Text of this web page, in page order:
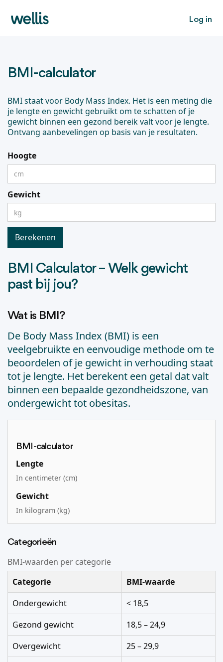
Log in
BMI-calculator
BMI staat voor Body Mass Index. Het is een meting die
je lengte en gewicht gebruikt om te schatten of je
gewicht binnen een gezond bereik valt voor je lengte.
Ontvang aanbevelingen op basis van je resultaten.
Hoogte
Gewicht
BMI Calculator – Welk gewicht
past bij jou?
Wat is BMI?
De Body Mass Index (BMI) is een
veelgebruikte en eenvoudige methode om te
beoordelen of je gewicht in verhouding staat
tot je lengte. Het berekent een getal dat valt
binnen een bepaalde gezondheidszone, van
ondergewicht tot obesitas.
BMI-calculator
Lengte
In centimeter (cm)
Gewicht
In kilogram (kg)
Categorieën
BMI-waarden per categorie
Categorie
BMI-waarde
Ondergewicht
< 18,5
Gezond gewicht
18,5 – 24,9
Overgewicht
25 – 29,9